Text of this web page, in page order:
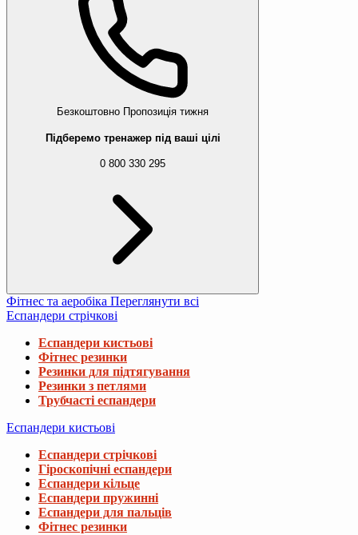
Безкоштовно Пропозиція тижня
Підберемо тренажер під ваші цілі
0 800 330 295
Фітнес та аеробіка Переглянути всі
Еспандери стрічкові
Еспандери кистьові
Фітнес резинки
Резинки для підтягування
Резинки з петлями
Трубчасті еспандери
Еспандери кистьові
Еспандери стрічкові
Гіроскопічні еспандери
Еспандери кільце
Еспандери пружинні
Еспандери для пальців
Фітнес резинки